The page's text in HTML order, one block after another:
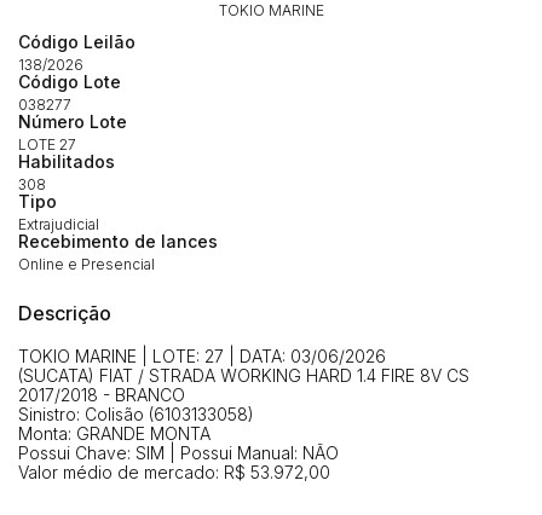
TOKIO MARINE
Código Leilão
138/2026
Código Lote
038277
Número Lote
LOTE 27
Habilitados
308
Tipo
Extrajudicial
Recebimento de lances
Online e Presencial
Descrição
TOKIO MARINE | LOTE: 27 | DATA: 03/06/2026
(SUCATA) FIAT / STRADA WORKING HARD 1.4 FIRE 8V CS
2017/2018 - BRANCO
Sinistro: Colisão (6103133058)
Monta: GRANDE MONTA
Possui Chave: SIM | Possui Manual: NÃO
Valor médio de mercado: R$ 53.972,00
Envie sua Proposta
(Art. 895, CPC)
Histórico de Propostas
Clique aqui para fazer login
Habilite-se para efetuar lances ou
propostas